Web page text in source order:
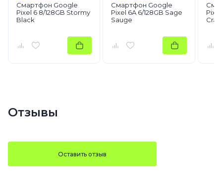
Смартфон Google
Pixel 6 8/128GB Stormy
Black
Смартфон Google
Pixel 6A 6/128GB Sage
Sauge
Отзывы
Оставить отзыв